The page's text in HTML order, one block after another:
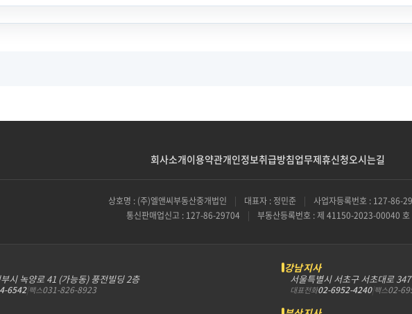
회사소개이용약관개인정보취급방침업무제휴신청오시는길
상호명 : (주)엘앤씨부동산중개법인 | 대표자 : 정민준 |
사업자등록번호 : 127-86-
통신판매업신고 : 127-86-29704
| 부동산등록번호 : 제 41150-2023-00040 호
시 녹양로 41 (가능동) 풍전빌딩 2층
6542|팩스031-826-8923
강남지사
서울특별시 서초구 서초대로
대표전화02-6952-4240|팩스02-